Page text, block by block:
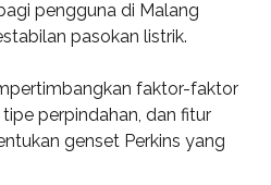
pengguna di Malang
pasokan listrik.
faktor-faktor
perpindahan, dan fitur
genset Perkins yang